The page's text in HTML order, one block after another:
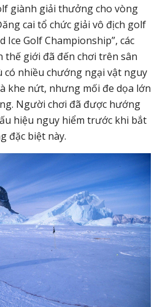
giành giải thưởng cho vòng
cai tổ chức giải vô địch golf
Golf Championship”, các
giới đã đến chơi trên sân
có nhiều chướng ngại vật nguy
khe nứt, nhưng mối đe dọa lớn
Người chơi đã được hướng
hiệu nguy hiểm trước khi bắt
đặc biệt này.